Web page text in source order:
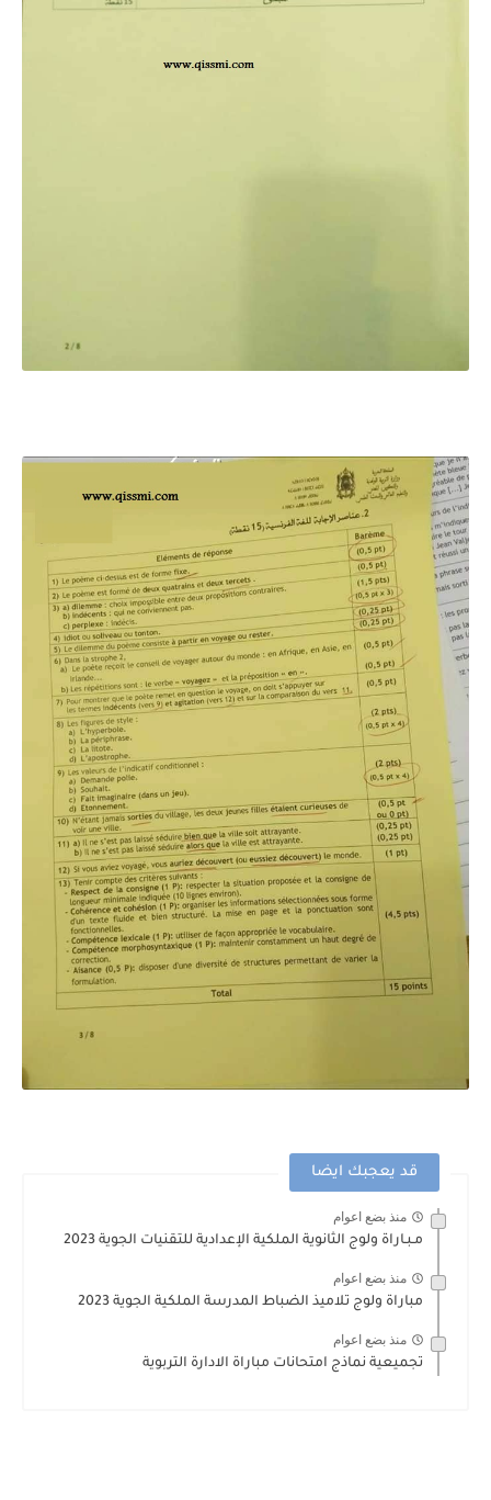
قد يعجبك ايضا
منذ بضع اعوام
مـبـاراة ولوج الثانوية الملكية الإعدادية للتقنيات الجوية 2023
منذ بضع اعوام
مباراة ولوج تلاميذ الضباط المدرسة الملكية الجوية 2023
منذ بضع اعوام
تجميعية نماذج امتحانات مباراة الادارة التربوية